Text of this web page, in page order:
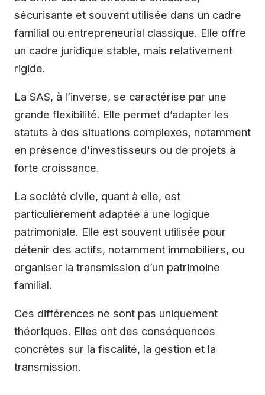
sécurisante et souvent utilisée dans un cadre
familial ou entrepreneurial classique. Elle offre
un cadre juridique stable, mais relativement
rigide.
La SAS, à l’inverse, se caractérise par une
grande flexibilité. Elle permet d’adapter les
statuts à des situations complexes, notamment
en présence d’investisseurs ou de projets à
forte croissance.
La société civile, quant à elle, est
particulièrement adaptée à une logique
patrimoniale. Elle est souvent utilisée pour
détenir des actifs, notamment immobiliers, ou
organiser la transmission d’un patrimoine
familial.
Ces différences ne sont pas uniquement
théoriques. Elles ont des conséquences
concrètes sur la fiscalité, la gestion et la
transmission.